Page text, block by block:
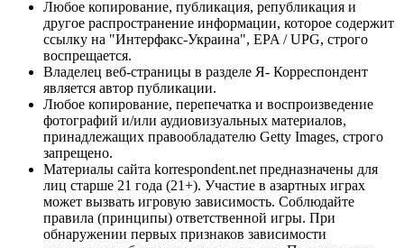
Любое копирование, публикация, републикация и
другое распространение информации, которое содержит
ссылку на "Интерфакс-Украина", EPA / UPG, строго
воспрещается.
Владелец веб-страницы в разделе Я- Корреспондент
является автор публикации.
Любое копирование, перепечатка и воспроизведение
фотографий и/или аудиовизуальных материалов,
принадлежащих правообладателю Getty Images, строго
запрещено.
Материалы сайта korrespondent.net предназначены для
лиц старше 21 года (21+). Участие в азартных играх
может вызвать игровую зависимость. Соблюдайте
правила (принципы) ответственной игры. При
обнаружении первых признаков зависимости